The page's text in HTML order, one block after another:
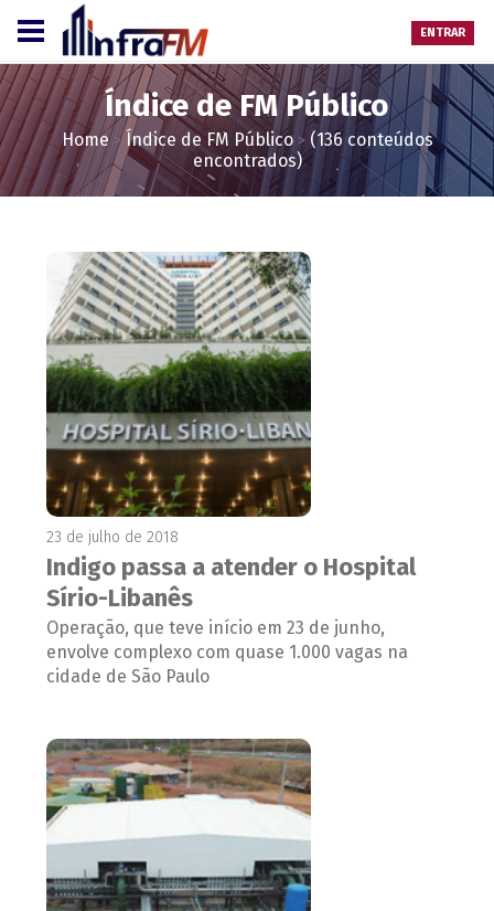
ENTRAR
Índice de FM Público
Home> Índice de FM Público> (136 conteúdos
encontrados)
23 de julho de 2018
Indigo passa a atender o Hospital
Sírio-Libanês
Operação, que teve início em 23 de junho,
envolve complexo com quase 1.000 vagas na
cidade de São Paulo